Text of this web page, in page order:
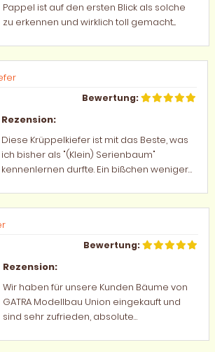
Pappel ist auf den ersten Blick als solche
zu erkennen und wirklich toll gemacht....
Bewertung:
Rezension:
Diese Krüppelkiefer ist mit das Beste, was
ich bisher als "(Klein) Serienbaum"
kennenlernen durfte. Ein bißchen weniger
Bewertung:
Rezension:
Wir haben für unsere Kunden Bäume von
GATRA Modellbau Union eingekauft und
sind sehr zufrieden, absolute